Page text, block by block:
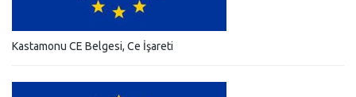
Kastamonu CE Belgesi, Ce İşareti